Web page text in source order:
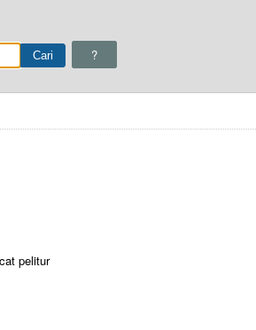
?
pelitur